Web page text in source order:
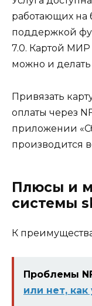
работающих на
поддержкой
7.0. Картой МИР
можно и делать
Привязать
оплаты через
приложении
производится
Плюсы и
системы
К
Проблемы
или нет, как